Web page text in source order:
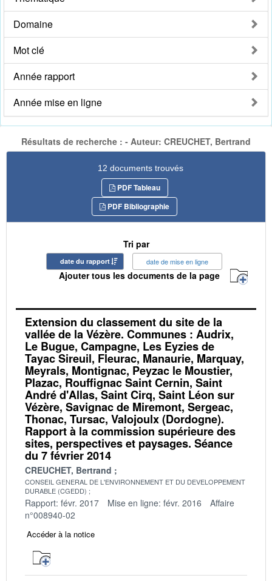
Domaine
Mot clé
Année rapport
Année mise en ligne
Résultats de recherche : - Auteur: CREUCHET, Bertrand
12 documents trouvés
PDF Tableau
PDF Bibliographie
Tri par
date du rapport date de mise en ligne
Ajouter tous les documents de la page
Extension du classement du site de la
vallée de la Vézère. Communes : Audrix,
Le Bugue, Campagne, Les Eyzies de
Tayac Sireuil, Fleurac, Manaurie, Marquay,
Meyrals, Montignac, Peyzac le Moustier,
Plazac, Rouffignac Saint Cernin, Saint
André d'Allas, Saint Cirq, Saint Léon sur
Vézère, Savignac de Miremont, Sergeac,
Thonac, Tursac, Valojoulx (Dordogne).
Rapport à la commission supérieure des
sites, perspectives et paysages. Séance
du 7 février 2014
CREUCHET, Bertrand
CONSEIL GENERAL DE L'ENVIRONNEMENT ET DU DEVELOPPEMENT
DURABLE (CGEDD)
Rapport: févr. 2017 Mise en ligne: févr. 2016
Affaire
n°008940-02
Accéder à la notice